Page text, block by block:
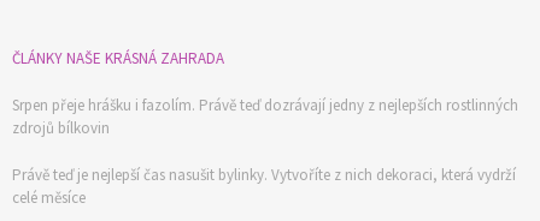
ČLÁNKY NAŠE KRÁSNÁ ZAHRADA
Srpen přeje hrášku i fazolím. Právě teď dozrávají jedny z nejlepších rostlinných
zdrojů bílkovin
Právě teď je nejlepší čas nasušit bylinky. Vytvoříte z nich dekoraci, která vydrží
celé měsíce